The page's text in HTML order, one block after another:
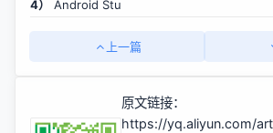
4）
Android Stu
上一篇
原文链接：
https://yq.aliyun.com/